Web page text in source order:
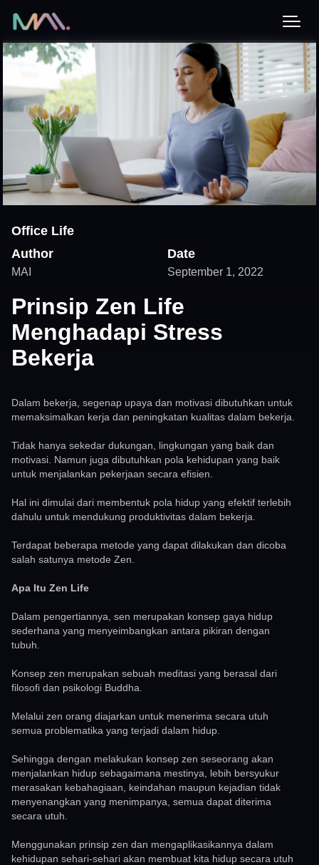
Office Life
Author
MAI
Date
September 1, 2022
Prinsip Zen Life
Menghadapi Stress
Bekerja
Dalam bekerja, segenap upaya dan motivasi dibutuhkan untuk
memaksimalkan kerja dan peningkatan kualitas dalam bekerja.
Tidak hanya sekedar dukungan, lingkungan yang baik dan
motivasi. Namun juga dibutuhkan pola kehidupan yang baik
untuk menjalankan pekerjaan secara efisien.
Hal ini dimulai dari membentuk pola hidup yang efektif terlebih
dahulu untuk mendukung produktivitas dalam bekerja.
Terdapat beberapa metode yang dapat dilakukan dan dicoba
salah satunya metode Zen.
Apa Itu Zen Life
Dalam pengertiannya, sen merupakan konsep gaya hidup
sederhana yang menyeimbangkan antara pikiran dengan
tubuh.
Konsep zen merupakan sebuah meditasi yang berasal dari
filosofi dan psikologi Buddha.
Melalui zen orang diajarkan untuk menerima secara utuh
semua problematika yang terjadi dalam hidup.
Sehingga dengan melakukan konsep zen seseorang akan
menjalankan hidup sebagaimana mestinya, lebih bersyukur
merasakan kebahagiaan, keindahan maupun kejadian tidak
menyenangkan yang menimpanya, semua dapat diterima
secara utuh.
Menggunakan prinsip zen dan mengaplikasikannya dalam
kehidupan sehari-sehari akan membuat kita hidup secara utuh